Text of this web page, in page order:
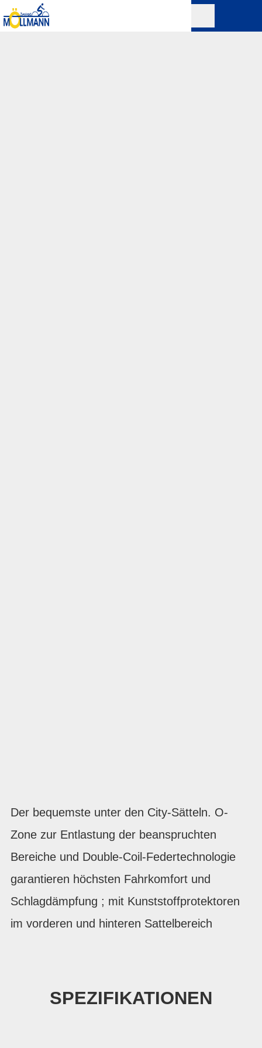
Der bequemste unter den City-Sätteln. O-
Zone zur Entlastung der beanspruchten
Bereiche und Double-Coil-Federtechnologie
garantieren höchsten Fahrkomfort und
Schlagdämpfung ; mit Kunststoffprotektoren
im vorderen und hinteren Sattelbereich
SPEZIFIKATIONEN